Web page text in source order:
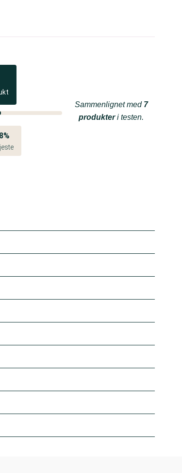
Sammenlignet med 7
produkteri testen.